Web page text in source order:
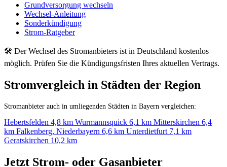
Grundversorgung wechseln
Wechsel-Anleitung
Sonderkündigung
Strom-Ratgeber
🛠 Der Wechsel des Stromanbieters ist in Deutschland kostenlos
möglich. Prüfen Sie die Kündigungsfristen Ihres aktuellen Vertrags.
Stromvergleich in Städten der Region
Stromanbieter auch in umliegenden Städten in Bayern vergleichen:
Hebertsfelden 4,8 km Wurmannsquick 6,1 km Mitterskirchen 6,4
km Falkenberg, Niederbayern 6,6 km Unterdietfurt 7,1 km
Geratskirchen 10,2 km
Jetzt Strom- oder Gasanbieter